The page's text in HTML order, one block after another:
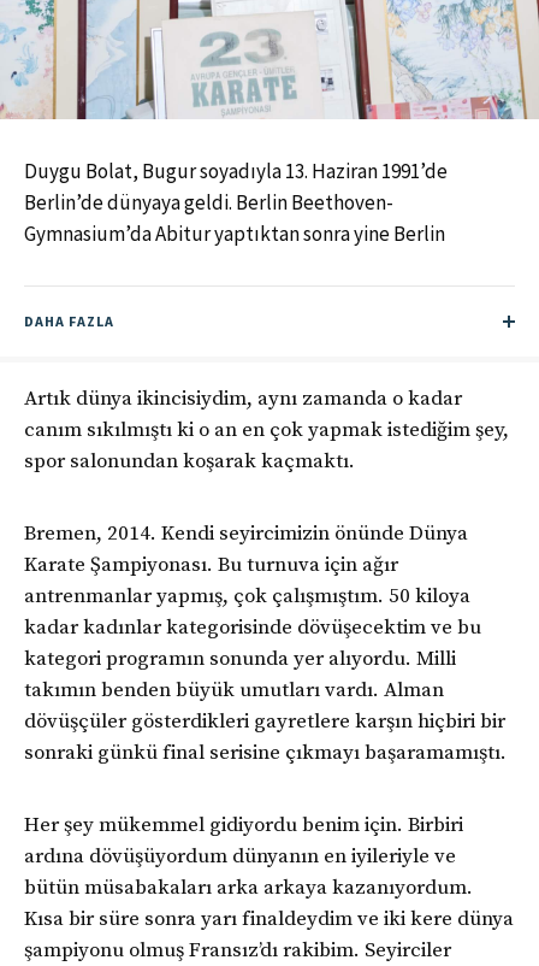
Duygu Bolat, Bugur soyadıyla 13. Haziran 1991’de
Berlin’de dünyaya geldi. Berlin Beethoven-
Gymnasium’da Abitur yaptıktan sonra yine Berlin
sporcularından biridir ve iki dünya şampiyonluğu olan
federasyonlarının üyesidir. SC Banzai kulübünde koç ve
karate antrenörüdür. Sportif kariyerindeki başarılar:
2009’dan 201’e kadar Alman Karate milli takımının
Avrupa, 2011 ve 2014 dünya ikincisi. Bolat, Berlin
Humboldt Üniversitesi’nde defalarca yılın sporcusu
seçildi; 2015 ve 2017 yıllarında Berlin’de yılın sporcusu
yarışmasında ikinci oldu.
DAHA FAZLA
Artık dünya ikincisiydim, aynı zamanda o kadar
canım sıkılmıştı ki o an en çok yapmak istediğim şey,
spor salonundan koşarak kaçmaktı.
Bremen, 2014. Kendi seyircimizin önünde Dünya
Karate Şampiyonası. Bu turnuva için ağır
antrenmanlar yapmış, çok çalışmıştım. 50 kiloya
kadar kadınlar kategorisinde dövüşecektim ve bu
kategori programın sonunda yer alıyordu. Milli
takımın benden büyük umutları vardı. Alman
dövüşçüler gösterdikleri gayretlere karşın hiçbiri bir
sonraki günkü final serisine çıkmayı başaramamıştı.
Her şey mükemmel gidiyordu benim için. Birbiri
ardına dövüşüyordum dünyanın en iyileriyle ve
bütün müsabakaları arka arkaya kazanıyordum.
Kısa bir süre sonra yarı finaldeydim ve iki kere dünya
şampiyonu olmuş Fransız’dı rakibim. Seyirciler